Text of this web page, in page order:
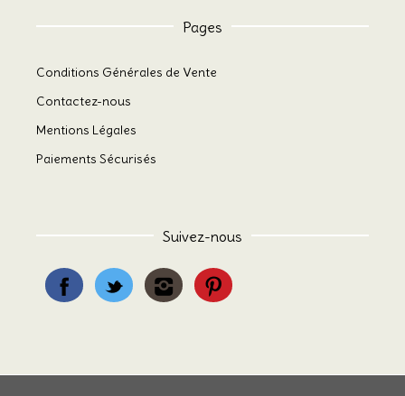
Pages
Conditions Générales de Vente
Contactez-nous
Mentions Légales
Paiements Sécurisés
Suivez-nous